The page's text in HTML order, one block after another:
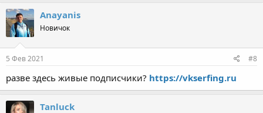
Anayanis
Новичок
5 Фев 2021 #8
разве здесь живые подписчики? https://vkserfing.ru
Tanluck